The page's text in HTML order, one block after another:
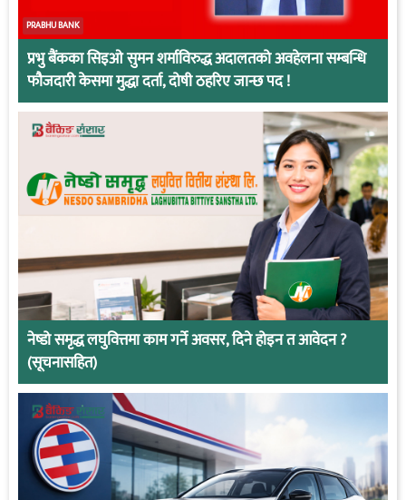
PRABHU BANK
प्रभु बैंकका सिइओ सुमन शर्माविरुद्ध अदालतको अवहेलना सम्बन्धि
फौजदारी केसमा मुद्धा दर्ता, दोषी ठहरिए जान्छ पद !
नेष्डो समृद्ध लघुवित्तमा काम गर्ने अवसर, दिने होइन त आवेदन ?
(सूचनासहित)